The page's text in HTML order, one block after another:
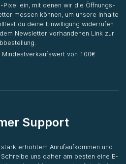
Pixel ein, mit denen wir die Öffnungs-
messen können, um unsere Inhalte
du deine Einwilligung widerrufen
Newsletter vorhandenen Link zur
von 100€.
Support
erhöhtem Anrufaufkommen und
uns daher am besten eine E-